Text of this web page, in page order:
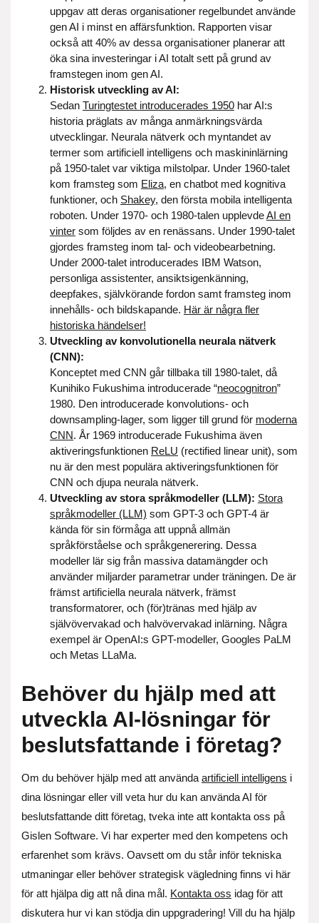
uppgav att deras organisationer regelbundet använde
gen AI i minst en affärsfunktion. Rapporten visar
också att 40% av dessa organisationer planerar att
öka sina investeringar i AI totalt sett på grund av
framstegen inom gen AI.
Historisk utveckling av AI:
Sedan Turingtestet introducerades 1950 har AI:s
historia präglats av många anmärkningsvärda
utvecklingar. Neurala nätverk och myntandet av
termer som artificiell intelligens och maskininlärning
på 1950-talet var viktiga milstolpar. Under 1960-talet
kom framsteg som Eliza, en chatbot med kognitiva
funktioner, och Shakey, den första mobila intelligenta
roboten. Under 1970- och 1980-talen upplevdeAI en
vinter som följdes av en renässans. Under 1990-talet
gjordes framsteg inom tal- och videobearbetning.
Under 2000-talet introducerades IBM Watson,
personliga assistenter, ansiktsigenkänning,
deepfakes, självkörande fordon samt framsteg inom
innehålls- och bildskapande. Här är några fler
historiska händelser!
Utveckling av konvolutionella neurala nätverk
(CNN):
Konceptet med CNN går tillbaka till 1980-talet, då
Kunihiko Fukushima introducerade “neocognitron”
1980. Den introducerade konvolutions- och
downsampling-lager, som ligger till grund för moderna
CNN. År 1969 introducerade Fukushima även
aktiveringsfunktionen ReLU (rectified linear unit), som
nu är den mest populära aktiveringsfunktionen för
CNN och djupa neurala nätverk.
Utveckling av stora språkmodeller (LLM): Stora
språkmodeller (LLM) som GPT-3 och GPT-4 är
kända för sin förmåga att uppnå allmän
språkförståelse och språkgenerering. Dessa
modeller lär sig från massiva datamängder och
använder miljarder parametrar under träningen. De är
främst artificiella neurala nätverk, främst
transformatorer, och (för)tränas med hjälp av
självövervakad och halvövervakad inlärning. Några
exempel är OpenAI:s GPT-modeller, Googles PaLM
och Metas LLaMa.
Behöver du hjälp med att
utveckla AI-lösningar för
beslutsfattande i företag?
Om du behöver hjälp med att använda artificiell intelligens i
dina lösningar eller vill veta hur du kan använda AI för
beslutsfattande ditt företag, tveka inte att kontakta oss på
Gislen Software. Vi har experter med den kompetens och
erfarenhet som krävs. Oavsett om du står inför tekniska
utmaningar eller behöver strategisk vägledning finns vi här
för att hjälpa dig att nå dina mål. Kontakta oss idag för att
diskutera hur vi kan stödja din uppgradering! Vill du ha hjälp